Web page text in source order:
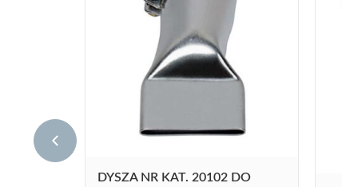
DYSZA NR KAT. 20102 DO